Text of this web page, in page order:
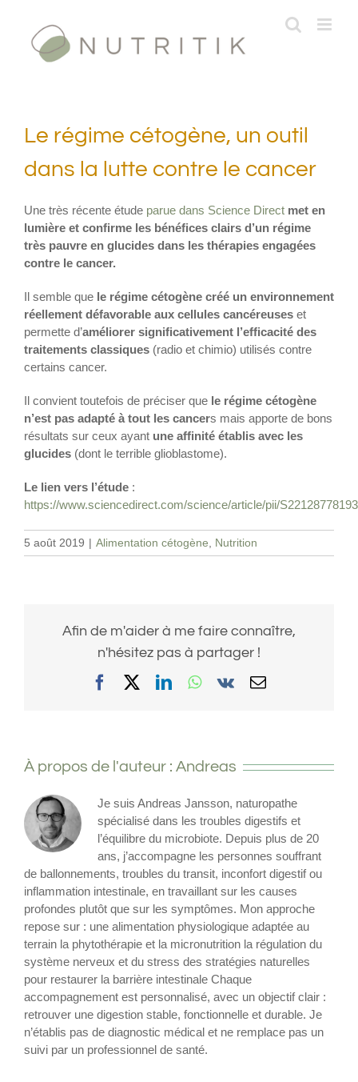
contenu
Le régime cétogène, un outil
dans la lutte contre le cancer
Une très récente étude parue dans Science Direct met en
lumière et confirme les bénéfices clairs d’un régime
très pauvre en glucides dans les thérapies engagées
contre le cancer.
Il semble que le régime cétogène créé un environnement
réellement défavorable aux cellules cancéreuses et
permette d’améliorer significativement l’efficacité des
traitements classiques (radio et chimio) utilisés contre
certains cancer.
Il convient toutefois de préciser que le régime cétogène
n’est pas adapté à tout les cancers mais apporte de bons
résultats sur ceux ayant une affinité établis avec les
glucides (dont le terrible glioblastome).
Le lien vers l’étude :
https://www.sciencedirect.com/science/article/pii/
5 août 2019 | Alimentation cétogène Nutrition
Afin de m'aider à me faire connaître,
n'hésitez pas à partager !
FacebookLinkedInWhatsApp
Vk Email
À propos de l'auteur : Andreas
Je suis Andreas Jansson, naturopathe
spécialisé dans les troubles digestifs et
l’équilibre du microbiote. Depuis plus de 20
ans, j’accompagne les personnes souffrant
de ballonnements, troubles du transit, inconfort digestif ou
inflammation intestinale, en travaillant sur les causes
profondes plutôt que sur les symptômes. Mon approche
repose sur : une alimentation physiologique adaptée au
terrain la phytothérapie et la micronutrition la régulation du
système nerveux et du stress des stratégies naturelles
pour restaurer la barrière intestinale Chaque
accompagnement est personnalisé, avec un objectif clair :
retrouver une digestion stable, fonctionnelle et durable. Je
n’établis pas de diagnostic médical et ne remplace pas un
suivi par un professionnel de santé.